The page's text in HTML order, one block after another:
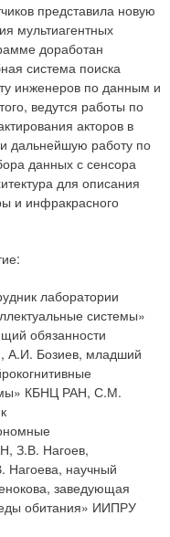
представила новую
мультиагентных
доработан
система поиска
инженеров по данным и
ведутся работы по
акторов в
дальнейшую работу по
данных с сенсора
для описания
и инфракрасного
лаборатории
системы»
обязанности
Бозиев, младший
КБНЦ РАН, С.М.
З.В. Нагоев,
Нагоева, научный
заведующая
обитания» ИИПРУ